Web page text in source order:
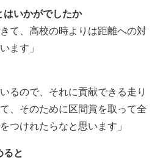
はいかがでしたか
て、高校の時よりは距離への対
ます」
るので、それに貢献できる走り
、そのために区間賞を取って全
つけれたらなと思います」
ると